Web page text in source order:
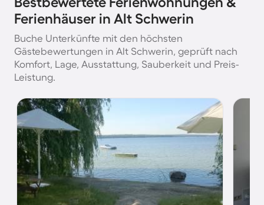
Ferienhäuser in Alt Schwerin
Buche Unterkünfte mit den höchsten
Gästebewertungen in Alt Schwerin, geprüft nach
Komfort, Lage, Ausstattung, Sauberkeit und Preis-
Leistung.